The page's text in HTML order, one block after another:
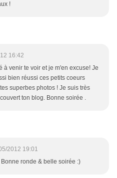
!
16:42
à venir te voir et je m'en excuse! Je
bien réussi ces petits coeurs
superbes photos ! Je suis très
ton blog. Bonne soirée .
2012 19:01
ronde & belle soirée :)